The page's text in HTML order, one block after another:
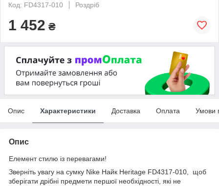
Код: FD4317-010
Роздріб
1 452 ₴
Опис Характеристики Доставка Оплата Умови
Опис
Елемент стилю із перевагами!
Зверніть увагу на сумку Nike Найк Heritage FD4317-010, щоб
зберігати дрібні предмети першої необхідності, які не